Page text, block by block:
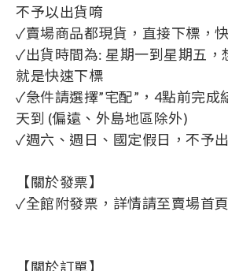
不予以出貨唷
✓賣場商品都現貨，直接下標，
✓出貨時間為: 星期一到星期五，
就是快速下標
✓急件請選擇”宅配”，4點前完成
天到 (偏遠、外島地區除外)
✓週六、週日、國定假日，不予
【關於發票】
✓全館附發票，詳情請至賣場首
【關於訂單】